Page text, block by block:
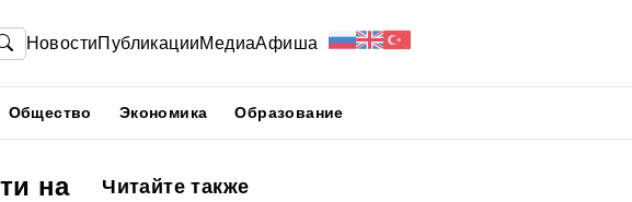
НовостиПубликацииМедиаАфиша
Общество Экономика Образование
на
Читайте также